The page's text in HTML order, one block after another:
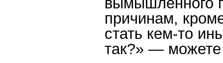
причинам,
стать кем-то
так?» —